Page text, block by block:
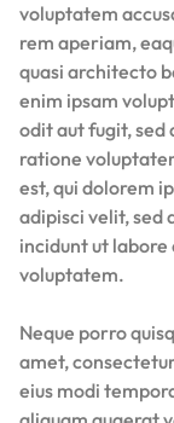
voluptatem
rem aperiam,
quasi architecto
enim ipsam
odit aut fugit, sed
ratione
est, qui dolorem
adipisci velit, sed
incidunt ut
voluptatem.
Neque porro
amet,
eius modi